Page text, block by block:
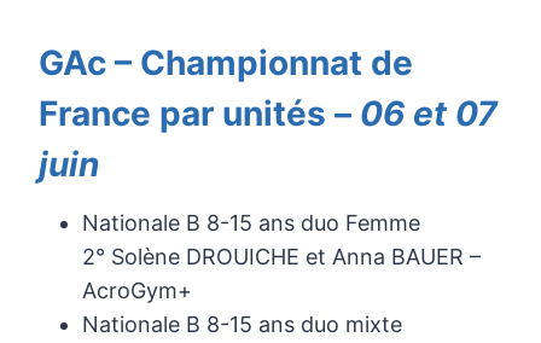
GAc – Championnat de
France par unités – 06 et 07
juin
Nationale B 8-15 ans duo Femme
2° Solène DROUICHE et Anna BAUER –
AcroGym+
Nationale B 8-15 ans duo mixte